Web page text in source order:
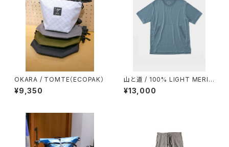
OKARA / TOMTE（ECOPAK）
¥9,350
山と道 / 100% LIGHT MERIN
O KANGAROO（UNISEX）
¥13,000